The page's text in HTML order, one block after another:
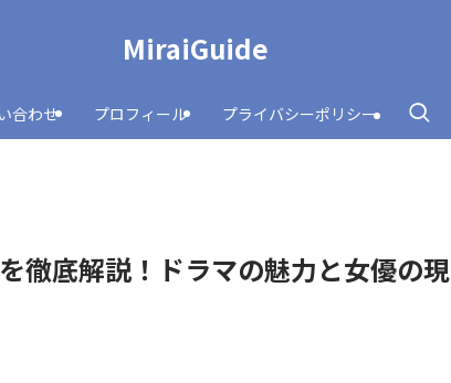
MiraiGuide
合わせ プロフィール プライバシーポリシー
徹底解説！ドラマの魅力と女優の現